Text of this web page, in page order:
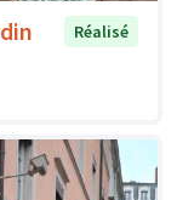
Réalisé